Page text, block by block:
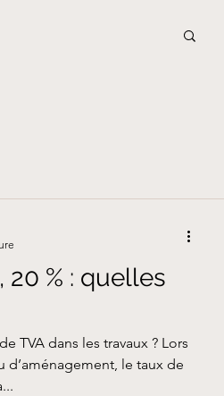
20 % : quelles
TVA dans les travaux ? Lors
d’aménagement, le taux de